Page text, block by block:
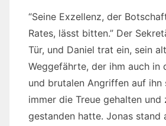
“Seine Exzellenz, der
Rates, lässt bitten.” Der
Tür, und Daniel trat ein, sein
Weggefährte, der ihm auch in
und brutalen Angriffen auf ihn
immer die Treue gehalten und
gestanden hatte. Jonas stand